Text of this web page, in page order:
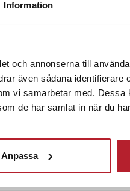
Information
och annonserna till
även sådana identifierare
vi samarbetar med.
de har samlat in när du
Anpassa
köp denna.
ska användas för att lysa